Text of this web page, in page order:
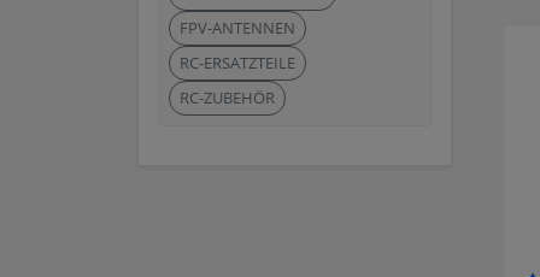
FPV-ANTENNEN
RC-ERSATZTEILE
RC-ZUBEHÖR